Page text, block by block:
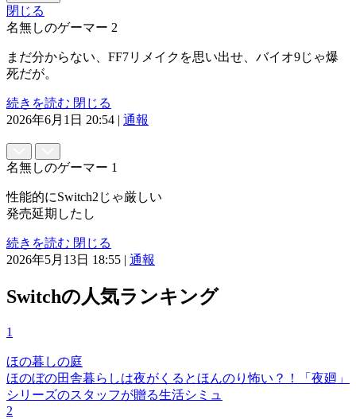
閉じる
名無しのゲーマー 2
まだ分からない、FF7リメイクを思い出せ、バイオ9じゃ爆
死だが。
続きを読む 閉じる
2026年6月1日 20:54 | 通報
名無しのゲーマー 1
性能的にSwitch2じゃ厳しい
発売延期したし
続きを読む 閉じる
2026年5月13日 18:55 | 通報
Switchの人気ランキング
1
ほの暮しの庭
ほのぼの田舎暮らしは夜がくるとほんのり怖い？！「夜廻」
シリーズのスタッフが贈る生活シミュ
2